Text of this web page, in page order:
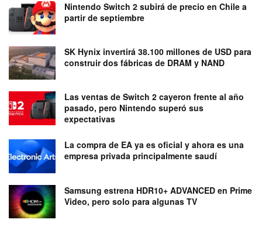
Nintendo Switch 2 subirá de precio en Chile a
partir de septiembre
SK Hynix invertirá 38.100 millones de USD para
construir dos fábricas de DRAM y NAND
Las ventas de Switch 2 cayeron frente al año
pasado, pero Nintendo superó sus
expectativas
La compra de EA ya es oficial y ahora es una
empresa privada principalmente saudí
Samsung estrena HDR10+ ADVANCED en Prime
Video, pero solo para algunas TV